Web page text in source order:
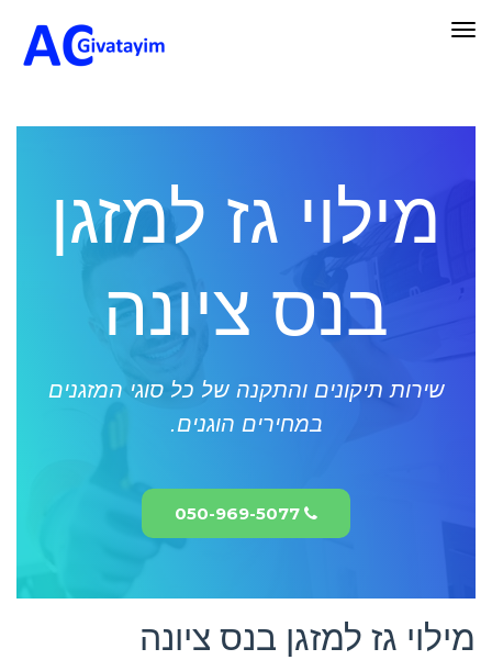
תפריט
מילוי גז למזגן
בנס ציונה
שירות תיקונים והתקנה של כל סוגי המזגנים
במחירים הוגנים.
050-969-5077
מילוי גז למזגן בנס ציונה